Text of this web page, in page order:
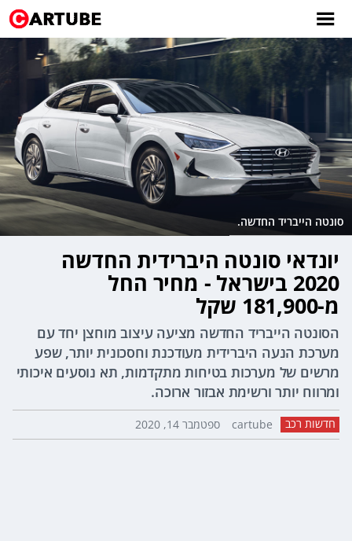
סונטה הייבריד החדשה.
יונדאי סונטה היברידית החדשה
2020 בישראל - מחיר החל
מ-181,900 שקל
הסונטה הייבריד החדשה מציעה עיצוב מוחצן יחד עם
מערכת הנעה היברידית מעודכנת וחסכונית יותר, שפע
מרשים של מערכות בטיחות מתקדמות, תא נוסעים איכותי
ומרווח יותר ורשימת אבזור ארוכה.
חדשות רכב cartube ספטמבר 14, 2020